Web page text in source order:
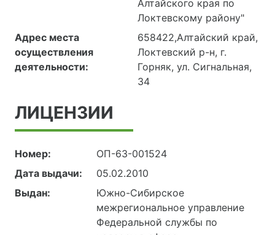
Алтайского края по
Локтевскому району"
Адрес места
осуществления
деятельности:
658422,Алтайский край,
Локтевский р-н, г.
Горняк, ул. Сигнальная,
34
ЛИЦЕНЗИИ
Номер:
ОП-63-001524
Дата выдачи:
05.02.2010
Выдан:
Южно-Сибирское
межрегиональное управление
Федеральной службы по